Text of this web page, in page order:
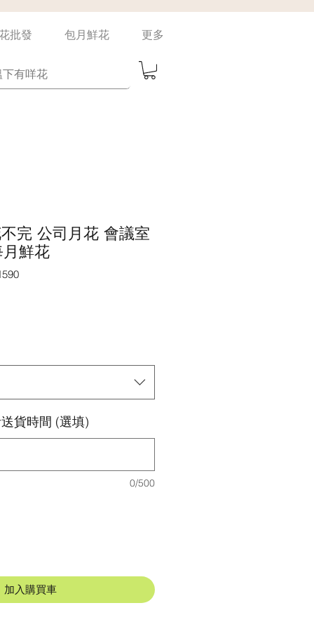
批發 包月鮮花 更多
完 公司月花 會議室
鮮花
貨時間 (選填)
0/500
加入購買車